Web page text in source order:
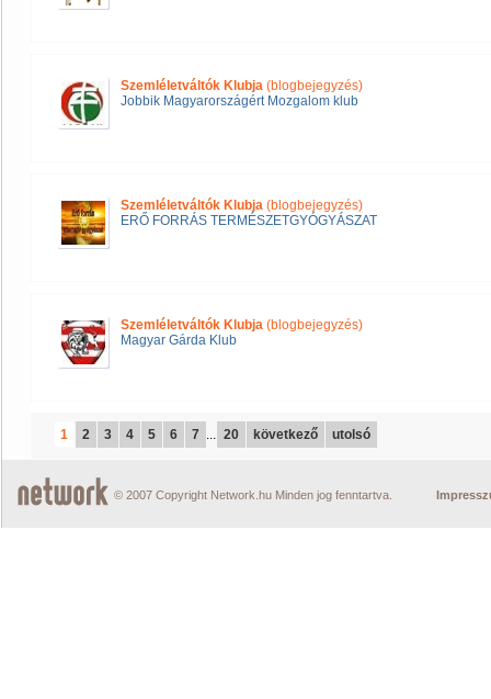
Szemléletváltók Klubja (blogbejegyzés)
Jobbik Magyarországért Mozgalom klub
Szemléletváltók Klubja (blogbejegyzés)
ERŐ FORRÁS TERMÉSZETGYÓGYÁSZAT
Szemléletváltók Klubja (blogbejegyzés)
Magyar Gárda Klub
1 2 3 4 5 6 7 ... 20 következő utolsó
© 2007 Copyright Network.hu Minden jog fenntartva.